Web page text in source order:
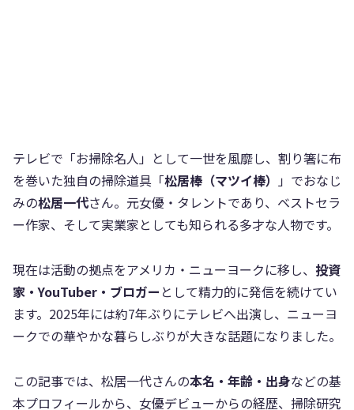
テレビで「お掃除名人」として一世を風靡し、割り箸に布
を巻いた独自の掃除道具「松居棒（マツイ棒） 」でおなじ
みの松居一代さん。元女優・タレントであり、ベストセラ
ー作家、そして実業家としても知られる多才な人物です。
現在は活動の拠点をアメリカ・ニューヨークに移し、 投資
家・YouTuber・ブロガー として精力的に発信を続けてい
ます。2025年には約7年ぶりにテレビへ出演し、ニューヨ
ークでの華やかな暮らしぶりが大きな話題になりました。
この記事では、松居一代さんの本名・年齢・出身などの基
本プロフィールから、女優デビューからの経歴、掃除研究